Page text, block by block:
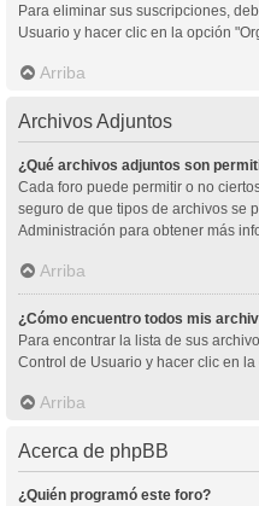
Para eliminar sus suscripciones,
Usuario y hacer clic en la opción
Arriba
Archivos Adjuntos
¿Qué archivos adjuntos son
Cada foro puede permitir o no
seguro de que tipos de archivos se
Administración para obtener más
Arriba
¿Cómo encuentro todos mis
Para encontrar la lista de sus
Control de Usuario y hacer clic en
Arriba
Acerca de phpBB
¿Quién programó este foro?